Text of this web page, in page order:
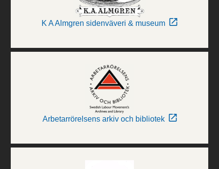
K A Almgren sidenväveri & museum
Arbetarrörelsens arkiv och bibliotek